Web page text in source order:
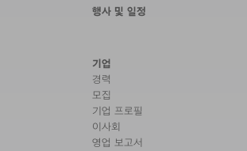
행사 및 일정
기업
경력
모집
기업 프로필
이사회
영업 보고서